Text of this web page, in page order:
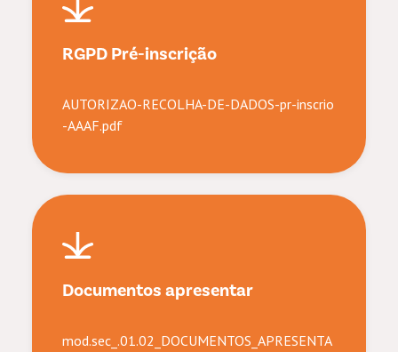
RGPD Pré-inscrição
AUTORIZAO-RECOLHA-DE-DADOS-pr-inscrio
-AAAF.pdf
Documentos apresentar
mod.sec_.01.02_DOCUMENTOS_APRESENTA